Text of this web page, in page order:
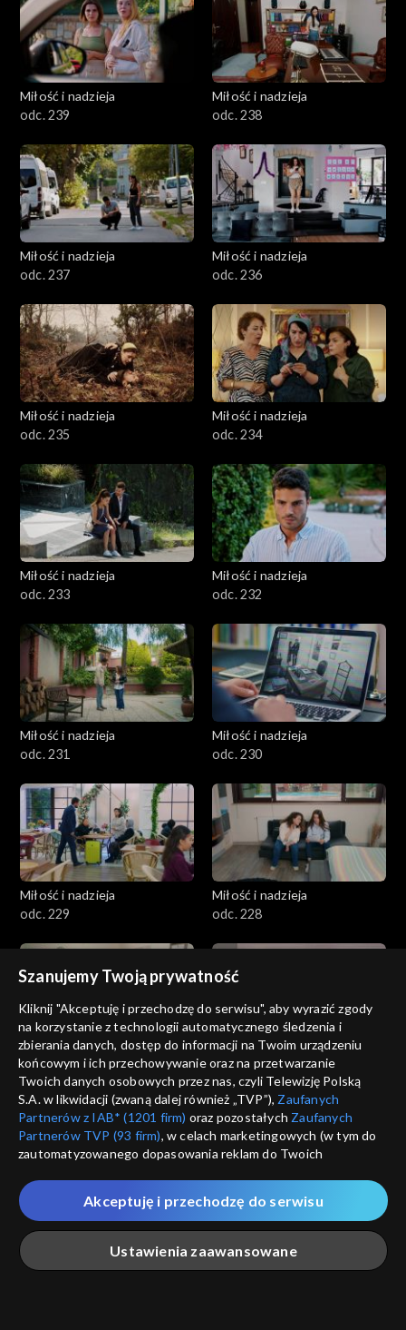
Miłość i nadzieja
odc. 239
Miłość i nadzieja
odc. 238
Miłość i nadzieja
odc. 237
Miłość i nadzieja
odc. 236
Miłość i nadzieja
odc. 235
Miłość i nadzieja
odc. 234
Miłość i nadzieja
odc. 233
Miłość i nadzieja
odc. 232
Miłość i nadzieja
odc. 231
Miłość i nadzieja
odc. 230
Miłość i nadzieja
odc. 229
Miłość i nadzieja
odc. 228
Miłość i nadzieja
odc. 227
Miłość i nadzieja
odc. 226
Miłość i nadzieja
odc. 225
Miłość i nadzieja
odc. 224
Szanujemy Twoją prywatność
Kliknij "Akceptuję i przechodzę do serwisu", aby wyrazić zgody
na korzystanie z technologii automatycznego śledzenia i
zbierania danych, dostęp do informacji na Twoim urządzeniu
końcowym i ich przechowywanie oraz na przetwarzanie
Twoich danych osobowych przez nas, czyli Telewizję Polską
S.A. w likwidacji (zwaną dalej również „TVP”), Zaufanych
Partnerów z IAB* (1201 firm) oraz pozostałych Zaufanych
Partnerów TVP (93 firm), w celach marketingowych (w tym do
zautomatyzowanego dopasowania reklam do Twoich
które wskazujemy poniżej, a także zgody na udostępnianie
przez nas identyfikatora PPID do Google.
Twoje dane osobowe zbierane podczas odwiedzania przez
Ciebie naszych
poszczególnych serwisówzwanych dalej
„Portalem”, w tym informacje zapisywane za pomocą
Ustawienia zaawansowane
Akceptuję i przechodzę do serwisu